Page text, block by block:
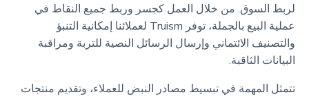
لربط السوق. من خلال العمل كجسر وربط جميع النقاط في
عملية البيع بالجملة، توفر Truism لعملائنا إمكانية التنبؤ
والتصنيف الائتماني وإرسال الرسائل النصية للتربة ومراقبة
البيانات الثاقبة.
تتمثل المهمة في تبسيط مصادر النبض للعملاء، وتقديم منتجات